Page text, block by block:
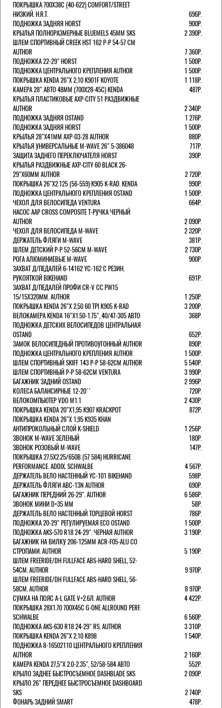
ПОКРЫШКА 700X38С (40-622) COMFORT/STREET
НИЗКИЙ. H.R.T.
696Р.
ПОДНОЖКА ЗАДНЯЯ HORST
900Р.
КРЫЛЬЯ ПОЛНОРАЗМЕРНЫЕ BLUEMELS 45MM SKS
2 390Р.
ШЛЕМ СПОРТИВНЫЙ CREEK HST 162 Р-Р 54-57 СМ
AUTHOR
7 360Р.
ПОДНОЖКА 22-29" HORST
1 500Р.
ПОДНОЖКА ЦЕНТРАЛЬНОГО КРЕПЛЕНИЯ AUTHOR
1 500Р.
ПОКРЫШКА KENDA 26"Х 2,10 K901F KOYOTE
1 118Р.
КАМЕРА 28" АВТО 48ММ (700Х28-45С) KENDA
487Р.
КРЫЛЬЯ ПЛАСТИКОВЫЕ AXP-CITY 51 РАЗДВИЖНЫЕ
AUTHOR
2 340Р.
ПОДНОЖКА ЗАДНЯЯ OSTAND
1 276Р.
ПОДНОЖКА ЗАДНЯЯ HORST
1 500Р.
КРЫЛЬЯ 28"Х41ММ AXP-03-28 AUTHOR
880Р.
КРЫЛЬЯ УНИВЕРСАЛЬНЫЕ M-WAVE 26" 5-386048
717Р.
ЗАЩИТА ЗАДНЕГО ПЕРЕКЛЮЧАТЕЛЯ HORST
390Р.
КРЫЛЬЯ РАЗДВИЖНЫЕ AXP-CITY 60 BLACK 26-
29"Х60ММ AUTHOR
2 720Р.
ПОКРЫШКА 26"Х2.125 (56-559) K905 K-RAD. KENDA
990Р.
ПОДНОЖКА ЦЕНТРАЛЬНОГО КРЕПЛЕНИЯ OSTAND
1 500Р.
ЧЕХОЛ ДЛЯ ВЕЛОСИПЕДА VENTURA
664Р.
НАСОС AAP CROSS COMPOSITE Т-РУЧКА ЧЕРНЫЙ
AUTHOR
2 090Р.
ЧЕХОЛ ДЛЯ ВЕЛОСИПЕДА M-WAVE
2 320Р.
ДЕРЖАТЕЛЬ ФЛЯГИ M-WAVE
381Р.
ШЛЕМ ДЕТСКИЙ Р-Р 52-56СМ M-WAVE
2 730Р.
РОГА АЛЮМИНИЕВЫЕ M-WAVE
900Р.
ЗАХВАТ Д/ПЕДАЛЕЙ 6-14162 YC-162 С РЕЗИН.
РУКОЯТКОЙ BIKEHAND
691Р.
ЗАХВАТ Д/ПЕДАЛЕЙ ПРОФИ CR-V CC PW15
15/15X320ММ. AUTHOR
1 250Р.
ПОКРЫШКА KENDA 26"Х 2,50 60 TPI K905 K-RAD
3 200Р.
ВЕЛОКАМЕРА KENDA 16"Х1.50-1.75", 40/47-305 АВТО
368Р.
ПОДНОЖКА ДЕТСКИХ ВЕЛОСИПЕДОВ ЦЕНТРАЛЬНАЯ
OSTAND
652Р.
ЗАМОК ВЕЛОСИПЕДНЫЙ ПРОТИВОУГОННЫЙ AUTHOR
890Р.
ПОДНОЖКА ЦЕНТРАЛЬНОГО КРЕПЛЕНИЯ AUTHOR
1 500Р.
ШЛЕМ СПОРТИВНЫЙ SKIFF 143 Р-Р 58-62СМ AUTHOR
5 540Р.
ШЛЕМ СПОРТИВНЫЙ Р-Р 58-62СМ VENTURA
3 990Р.
БАГАЖНИК ЗАДНИЙ OSTAND
2 996Р.
КОЛЕСА БАЛАНСИРНЫЕ 12-20''
720Р.
ВЕЛОКОМПЬЮТЕР VDO M1.1
2 430Р.
ПОКРЫШКА KENDA 20"Х1,95 K907 KRACKPOT
872Р.
ПОКРЫШКА KENDA 26"Х 1,95 K935 KHAN
АНТИПРОКОЛЬНЫЙ СЛОЙ K-SHIELD
1 256Р.
ЗВОНОК M-WAVE ЗЕЛЕНЫЙ
180Р.
ЗВОНОК РОЗОВЫЙ M-WAVE
147Р.
ПОКРЫШКА 27.5X2.25/650B (57 584) HURRICANE
PERFORMANCE. ADDIX. SCHWALBE
4 567Р.
ДЕРЖАТЕЛЬ ВЕЛО НАСТЕННЫЙ YC-101 BIKEHAND
598Р.
ДЕРЖАТЕЛЬ ФЛЯГИ ABC-13N AUTHOR
690Р.
БАГАЖНИК ПЕРЕДНИЙ 26-29". AUTHOR
6 586Р.
ЗВОНОК МИНИ D=35 ММ
58Р.
ДЕРЖАТЕЛЬ ВЕЛО НАСТЕННЫЙ ТОРЦЕВОЙ HORST
786Р.
ПОДНОЖКА 20-29" РЕГУЛИРУЕМАЯ ECO OSTAND
1 500Р.
ПОДНОЖКА AKS-570 R18 24-29". ЧЕРНАЯ AUTHOR
3 190Р.
БАГАЖНИК НА ВИЛКУ 206-125ММ ACR-F05-ALU СО
СТРОПАМИ. AUTHOR
5 190Р.
ШЛЕМ FREERIDE/DH FULLFACE ABS-HARD SHELL, 52-
54СМ. AUTHOR
9 970Р.
ШЛЕМ FREERIDE/DH FULLFACE ABS-HARD SHELL, 56-
58СМ. AUTHOR
8 970Р.
СУМКА НА ПОЯС A-L GATE V=2.6Л. AUTHOR
4 422Р.
ПОКРЫШКА 28X1.70 700X45C G-ONE ALLROUND PERF.
SCHWALBE
6 560Р.
ПОДНОЖКА AKS-630 R18 24-29" RS. AUTHOR
3 310Р.
ПОКРЫШКА KENDA 26"Х 2,10 K898
1 540Р.
ПОДНОЖКА 8-16502110 ЦЕНТРАЛЬНОГО КРЕПЛЕНИЯ
AUTHOR
2 160Р.
КАМЕРА KENDA 27,5"Х 2.0-2.35", 52/58-584 АВТО
552Р.
КРЫЛО ЗАДНЕЕ БЫСТРОСЪЕМНОЕ DASHBLADE SKS
2 090Р.
КРЫЛО 26" ПЕРЕДНЕЕ БЫСТРОСЪЕМНОЕ DASHBOARD
SKS
2 740Р.
ФОНАРЬ ЗАДНИЙ SMART
478Р.